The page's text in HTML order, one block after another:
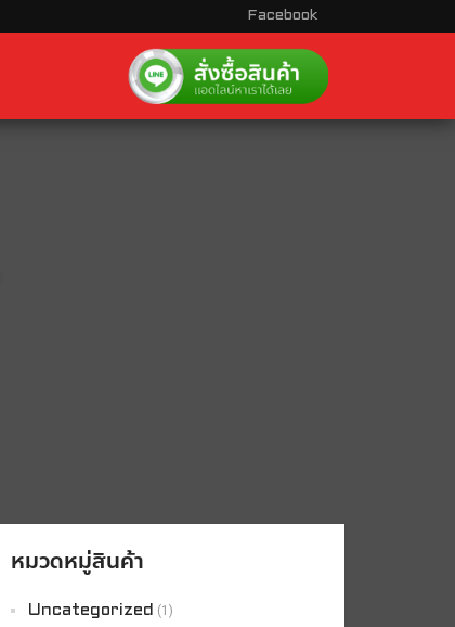
Facebook
หมวดหมู่สินค้า
Uncategorized (1)